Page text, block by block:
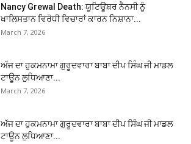
Nancy Grewal Death: ਯੂਟਿਊਬਰ ਨੈਨਸੀ ਨੂੰ
ਖਾਲਿਸਤਾਨ ਵਿਰੋਧੀ ਵਿਚਾਰਾਂ ਕਾਰਨ ਨਿਸ਼ਾਨਾ...
March 7, 2026
ਅੱਜ ਦਾ ਹੁਕਮਨਾਮਾ ਗੁਰੂਦਵਾਰਾ ਬਾਬਾ ਦੀਪ ਸਿੰਘ ਜੀ ਮਾਡਲ
ਟਾਊਨ ਲੁਧਿਆਣਾ...
March 7, 2026
ਅੱਜ ਦਾ ਹੁਕਮਨਾਮਾ ਗੁਰੂਦਵਾਰਾ ਬਾਬਾ ਦੀਪ ਸਿੰਘ ਜੀ ਮਾਡਲ
ਟਾਊਨ ਲੁਧਿਆਣਾ...